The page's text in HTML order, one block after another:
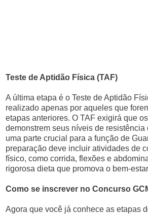
Teste de Aptidão Física (TAF)
A última etapa é o Teste de Aptidão
realizado apenas por aqueles que
etapas anteriores. O TAF exigirá que
demonstrem seus níveis de resistência
uma parte crucial para a função de
preparação deve incluir atividades de
físico, como corrida, flexões e
rigorosa dieta que promova o bem-
Como se inscrever no Concurso
Agora que você já conhece as etapas